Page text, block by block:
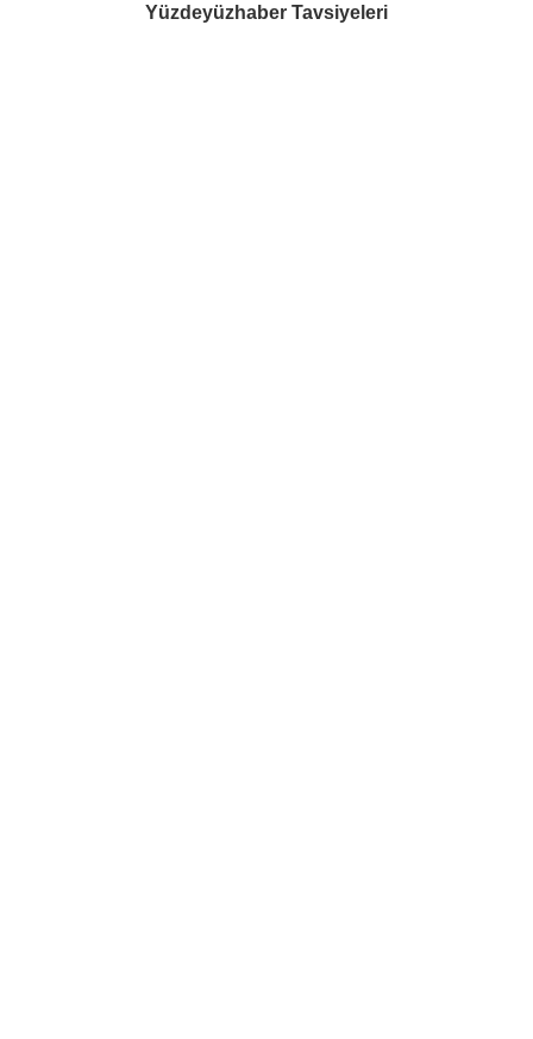
Yüzdeyüzhaber Tavsiyeleri